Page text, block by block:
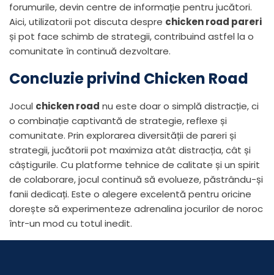
forumurile, devin centre de informație pentru jucători.
Aici, utilizatorii pot discuta despre chicken road pareri
și pot face schimb de strategii, contribuind astfel la o
comunitate în continuă dezvoltare.
Concluzie privind Chicken Road
Jocul chicken road nu este doar o simplă distracție, ci
o combinație captivantă de strategie, reflexe și
comunitate. Prin explorarea diversității de pareri și
strategii, jucătorii pot maximiza atât distracția, cât și
câștigurile. Cu platforme tehnice de calitate și un spirit
de colaborare, jocul continuă să evolueze, păstrându-și
fanii dedicați. Este o alegere excelentă pentru oricine
dorește să experimenteze adrenalina jocurilor de noroc
într-un mod cu totul inedit.